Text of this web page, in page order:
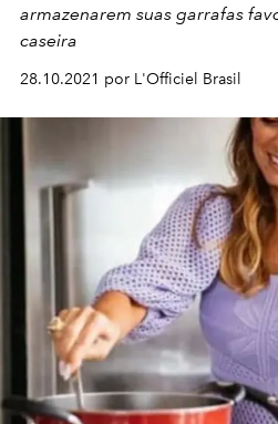
armazenarem suas garrafas
caseira
28.10.2021 por L'Officiel Brasil